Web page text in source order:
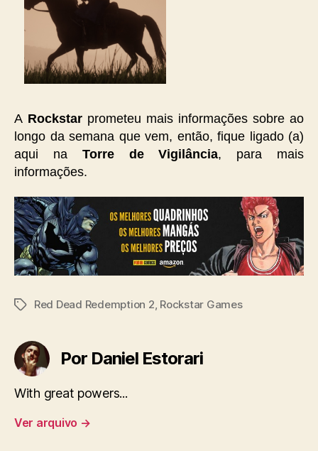
A Rockstar prometeu mais informações sobre ao
longo da semana que vem, então, fique ligado (a)
aqui na Torre de Vigilância, para mais
informações.
TagsRed Dead Redemption 2 Rockstar Games
Por Daniel Estorari
With great powers...
Ver arquivo →